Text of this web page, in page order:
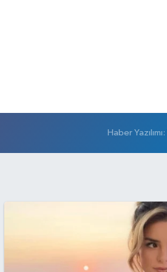
Haber Yazılımı: